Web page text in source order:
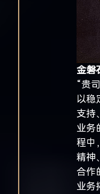
金磐
“贵
以稳
支持
业务
程中
精神
合作
业务